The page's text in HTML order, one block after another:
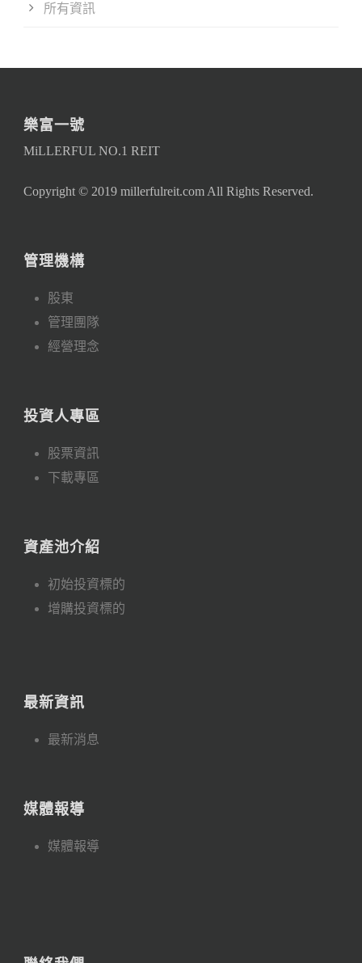
所有資訊
樂富一號
MiLLERFUL NO.1 REIT
Copyright © 2019 millerfulreit.com All Rights Reserved.
管理機構
股東
管理團隊
經營理念
投資人專區
股票資訊
下載專區
資產池介紹
初始投資標的
增購投資標的
最新資訊
最新消息
媒體報導
媒體報導